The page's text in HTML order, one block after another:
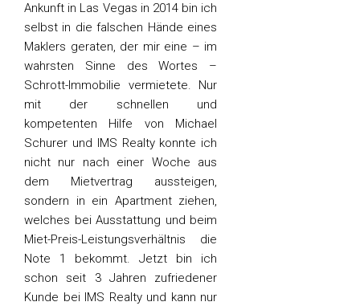
Ankunft in Las Vegas in 2014 bin ich
selbst in die falschen Hände eines
Maklers geraten, der mir eine – im
wahrsten Sinne des Wortes –
Schrott-Immobilie vermietete. Nur
mit der schnellen und
kompetenten Hilfe von Michael
Schurer und IMS Realty konnte ich
nicht nur nach einer Woche aus
dem Mietvertrag aussteigen,
sondern in ein Apartment ziehen,
welches bei Ausstattung und beim
Miet-Preis-Leistungsverhältnis die
Note 1 bekommt. Jetzt bin ich
schon seit 3 Jahren zufriedener
Kunde bei IMS Realty und kann nur